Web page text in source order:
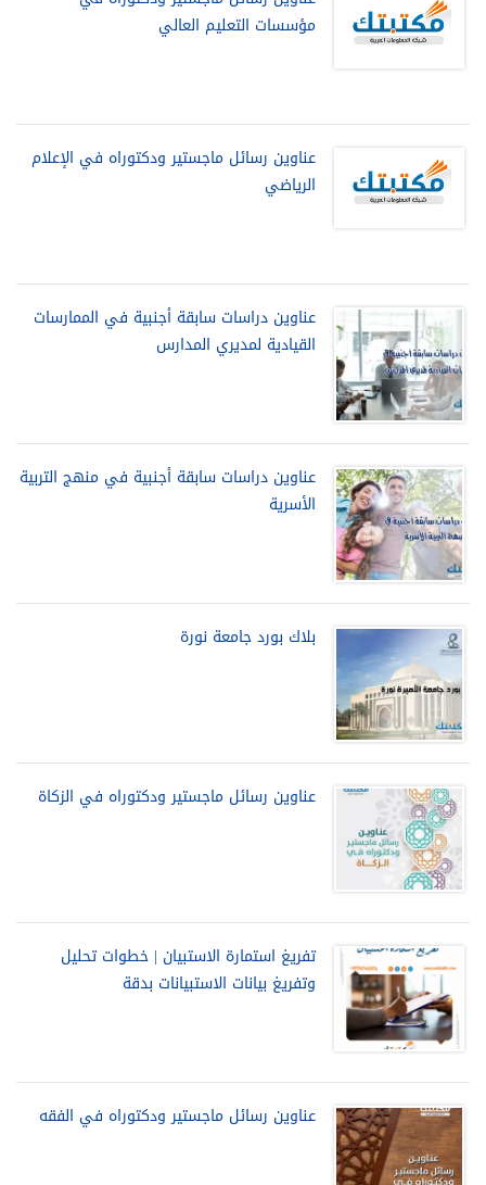
مؤسسات التعليم العالي
عناوين رسائل ماجستير ودكتوراه في الإعلام
الرياضي
عناوين دراسات سابقة أجنبية في الممارسات
القيادية لمديري المدارس
عناوين دراسات سابقة أجنبية في منهج التربية
الأسرية
بلاك بورد جامعة نورة
عناوين رسائل ماجستير ودكتوراه في الزكاة
تفريغ استمارة الاستبيان | خطوات تحليل
وتفريغ بيانات الاستبيانات بدقة
عناوين رسائل ماجستير ودكتوراه في الفقه